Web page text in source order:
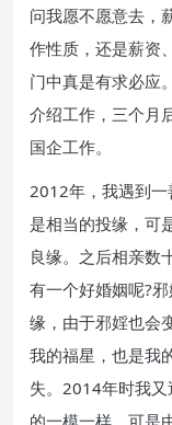
问我愿不愿意去，
作性质，还是薪资
门中真是有求必应
介绍工作，三个月
国企工作。
2012年，我遇到
是相当的投缘，可
良缘。之后相亲数
有一个好婚姻呢?
缘，由于邪婬也会
我的福星，也是我
失。2014年时我
的一模一样，可是